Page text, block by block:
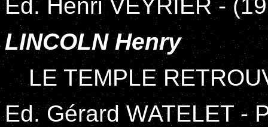
Ed. Henri VEYRIER -
LINCOLN Henry
LE TEMPLE
Ed. Gérard WATELET -